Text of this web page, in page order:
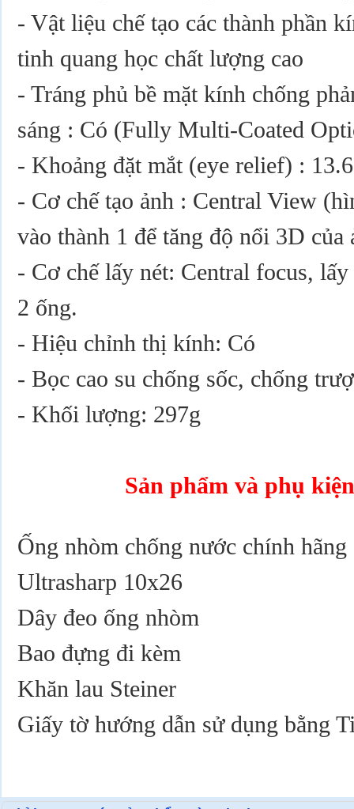
- Vật liệu chế tạo các thành phần
tinh quang học chất lượng cao
- Tráng phủ bề mặt kính chống
sáng : Có (Fully Multi-Coated
- Khoảng đặt mắt (eye relief) :
- Cơ chế tạo ảnh : Central View
vào thành 1 để tăng độ nổi 3D của
- Cơ chế lấy nét: Central focus,
2 ống.
- Hiệu chỉnh thị kính: Có
- Bọc cao su chống sốc, chống
- Khối lượng: 297g
Sản phẩm và phụ
Ống nhòm chống nước chính
Ultrasharp 10x26
Dây đeo ống nhòm
Bao đựng đi kèm
Khăn lau Steiner
Giấy tờ hướng dẫn sử dụng bằng